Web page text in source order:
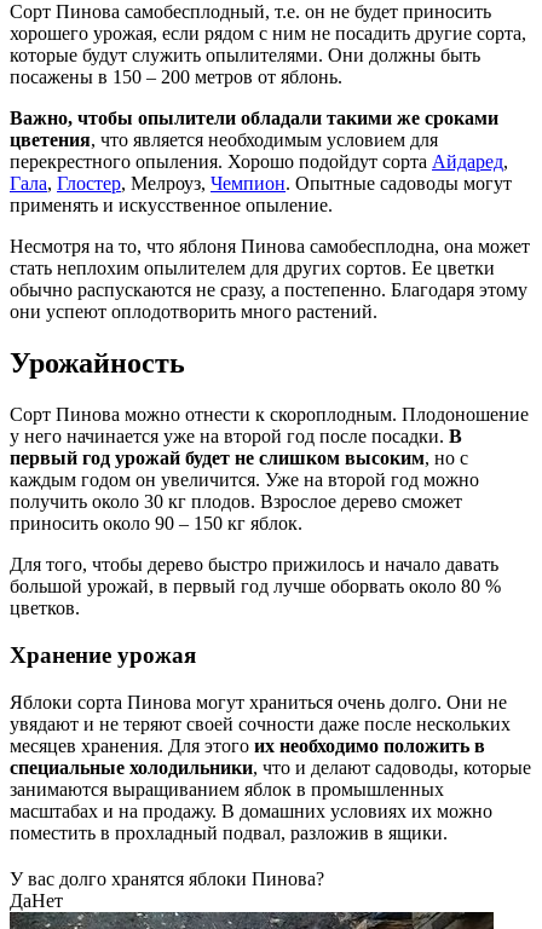
Сорт Пинова самобесплодный, т.е. он не будет приносить
хорошего урожая, если рядом с ним не посадить другие сорта,
которые будут служить опылителями. Они должны быть
посажены в 150 – 200 метров от яблонь.
Важно, чтобы опылители обладали такими же сроками
цветения, что является необходимым условием для
перекрестного опыления. Хорошо подойдут сорта Айдаред,
Гала, Глостер, Мелроуз, Чемпион. Опытные садоводы могут
применять и искусственное опыление.
Несмотря на то, что яблоня Пинова самобесплодна, она может
стать неплохим опылителем для других сортов. Ее цветки
обычно распускаются не сразу, а постепенно. Благодаря этому
они успеют оплодотворить много растений.
Урожайность
Сорт Пинова можно отнести к скороплодным. Плодоношение
у него начинается уже на второй год после посадки. В
первый год урожай будет не слишком высоким, но с
каждым годом он увеличится. Уже на второй год можно
получить около 30 кг плодов. Взрослое дерево сможет
приносить около 90 – 150 кг яблок.
Для того, чтобы дерево быстро прижилось и начало давать
большой урожай, в первый год лучше оборвать около 80 %
цветков.
Хранение урожая
Яблоки сорта Пинова могут храниться очень долго. Они не
увядают и не теряют своей сочности даже после нескольких
месяцев хранения. Для этого их необходимо положить в
специальные холодильники, что и делают садоводы, которые
занимаются выращиванием яблок в промышленных
масштабах и на продажу. В домашних условиях их можно
поместить в прохладный подвал, разложив в ящики.
У вас долго хранятся яблоки Пинова?
ДаНет